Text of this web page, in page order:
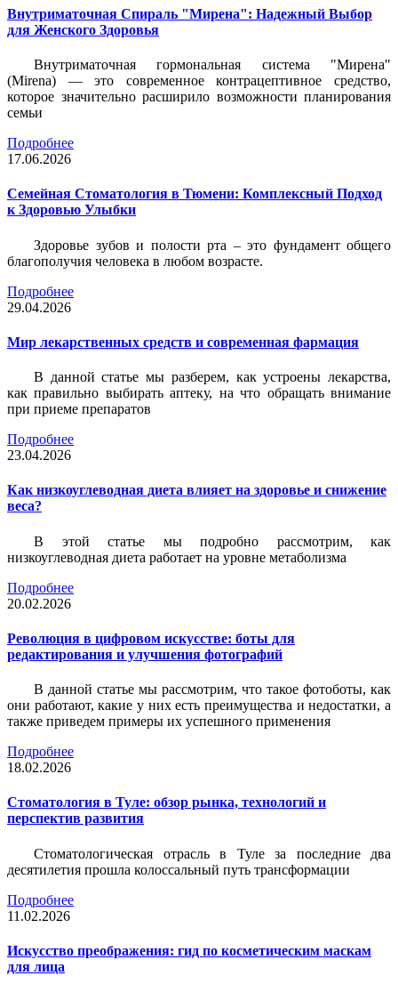
Внутриматочная Спираль "Мирена": Надежный Выбор
для Женского Здоровья
Внутриматочная гормональная система "Мирена"
(Mirena) — это современное контрацептивное средство,
которое значительно расширило возможности планирования
семьи
Подробнее
17.06.2026
Семейная Стоматология в Тюмени: Комплексный Подход
к Здоровью Улыбки
Здоровье зубов и полости рта – это фундамент общего
благополучия человека в любом возрасте.
Подробнее
29.04.2026
Мир лекарственных средств и современная фармация
В данной статье мы разберем, как устроены лекарства,
как правильно выбирать аптеку, на что обращать внимание
при приеме препаратов
Подробнее
23.04.2026
Как низкоуглеводная диета влияет на здоровье и снижение
веса?
В этой статье мы подробно рассмотрим, как
низкоуглеводная диета работает на уровне метаболизма
Подробнее
20.02.2026
Революция в цифровом искусстве: боты для
редактирования и улучшения фотографий
В данной статье мы рассмотрим, что такое фотоботы, как
они работают, какие у них есть преимущества и недостатки, а
также приведем примеры их успешного применения
Подробнее
18.02.2026
Стоматология в Туле: обзор рынка, технологий и
перспектив развития
Стоматологическая отрасль в Туле за последние два
десятилетия прошла колоссальный путь трансформации
Подробнее
11.02.2026
Искусство преображения: гид по косметическим маскам
для лица